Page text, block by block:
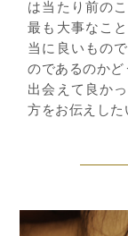
は当たり前の
最も大事なこ
当に良いもの
のであるのかど
出会えて良か
方をお伝えした